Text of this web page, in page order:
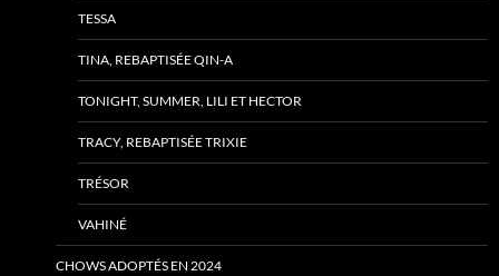
TESSA
TINA, REBAPTISÉE QIN-A
TONIGHT, SUMMER, LILI ET HECTOR
TRACY, REBAPTISÉE TRIXIE
TRÉSOR
VAHINÉ
CHOWS ADOPTÉS EN 2024